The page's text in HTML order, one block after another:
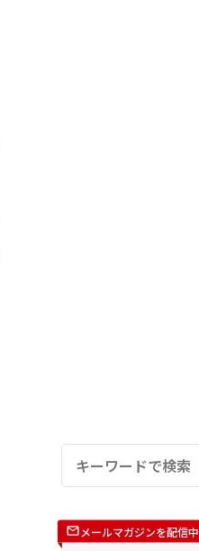
メールマガジンを配信中